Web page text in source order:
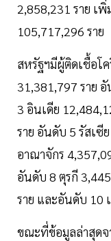
2,858,231 ราย เพิ่
105,717,296 ราย
สหรัฐฯมีผู้ติดเชื้อโ
31,381,797 ราย
3 อินเดีย
ราย อันดับ 5 รัสเซี
อาณาจักร
อันดับ 8 ตุรกี
ราย และอันดับ 10
ขณะที่ข้อมูลล่าสุดจ